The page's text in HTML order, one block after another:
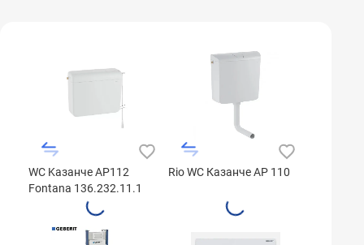
WC Kазанче AP112
Fontana 136.232.11.1
Rio WC Казанче AP 110